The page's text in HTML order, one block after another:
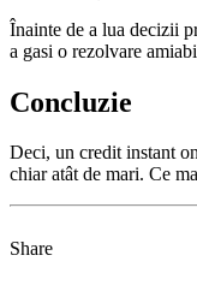
Înainte de a lua decizii
a gasi o rezolvare
Concluzie
Deci, un credit instant
chiar atât de mari. Ce
Share